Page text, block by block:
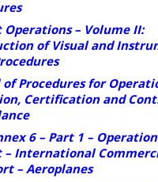
– Volume II:
of Visual and
Procedures for
Certification and
6 – Part 1 –
International
– Aeroplanes